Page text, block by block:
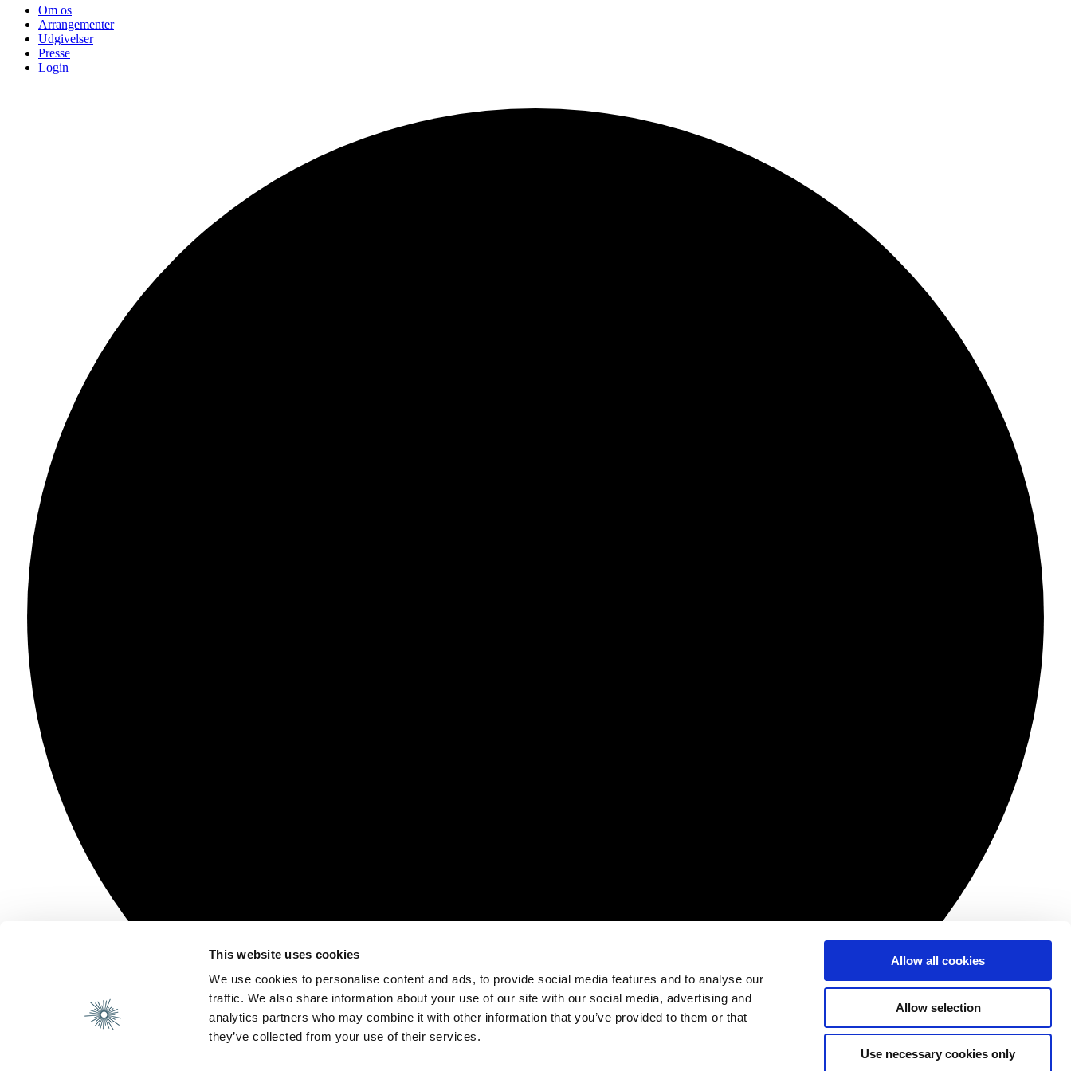
This website uses cookies
We use cookies to personalise content and ads, to provide social media features and to analyse our
traffic. We also share information about your use of our site with our social media, advertising and
analytics partners who may combine it with other information that you’ve provided to them or that
they’ve collected from your use of their services.
Allow all cookies
Allow selection
Use necessary cookies only
Om os
Arrangementer
Udgivelser
Presse
Login